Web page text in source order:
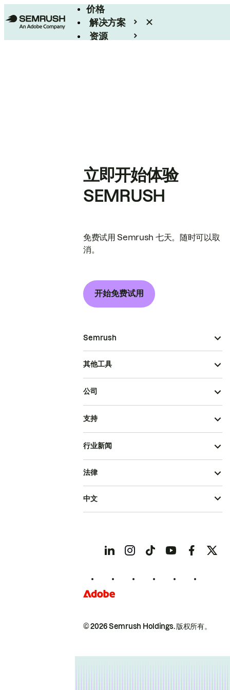
价格
解决方案
资源
立即开始体验
SEMRUSH
免费试用 Semrush 七天。随时可以取
消。
开始免费试用
Semrush
其他工具
公司
支持
行业新闻
© 2026 Semrush Holdings.版权所有。
法律
中文